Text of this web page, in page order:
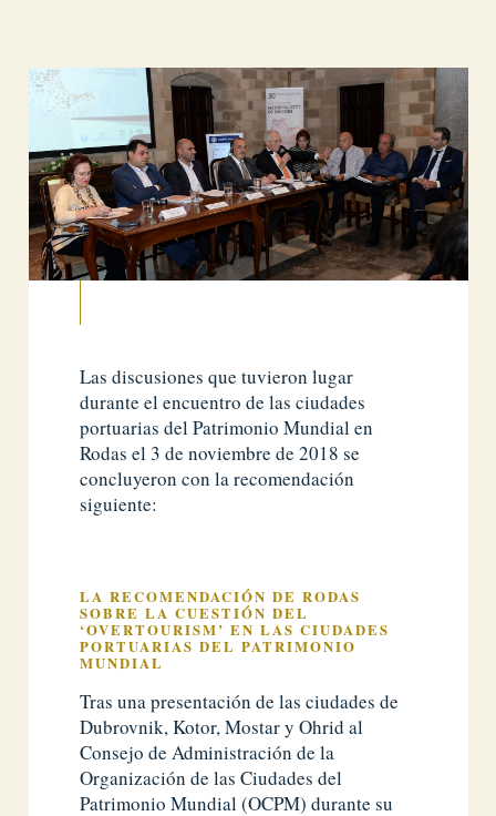
Las discusiones que tuvieron lugar
durante el encuentro de las ciudades
portuarias del Patrimonio Mundial en
Rodas el 3 de noviembre de 2018 se
concluyeron con la recomendación
siguiente:
LA RECOMENDACIÓN DE RODAS
SOBRE LA CUESTIÓN DEL
‘OVERTOURISM’ EN LAS CIUDADES
PORTUARIAS DEL PATRIMONIO
MUNDIAL
Tras una presentación de las ciudades de
Dubrovnik, Kotor, Mostar y Ohrid al
Consejo de Administración de la
Organización de las Ciudades del
Patrimonio Mundial (OCPM) durante su